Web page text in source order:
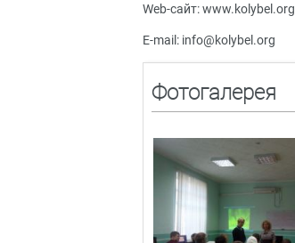
Web-сайт: www.kolybel.org
E-mail: info@kolybel.org
Фотогалерея